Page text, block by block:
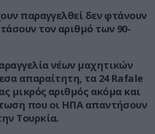
παραγγελθεί δεν φτάνουν
τον αριθμό των 90-
νέων μαχητικών
απαραίτητη, τα 24 Rafale
μικρός αριθμός ακόμα και
που οι ΗΠΑ απαντήσουν
Τουρκία.